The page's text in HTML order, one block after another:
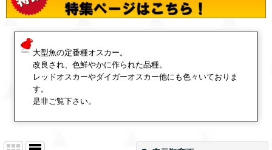
大型魚の定番種オスカー。
改良され、色鮮やかに作られた品種。
レッドオスカーやダイガーオスカー他にも色々いておりま
す。
是非ご覧下さい。